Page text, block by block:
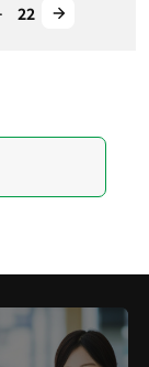
22